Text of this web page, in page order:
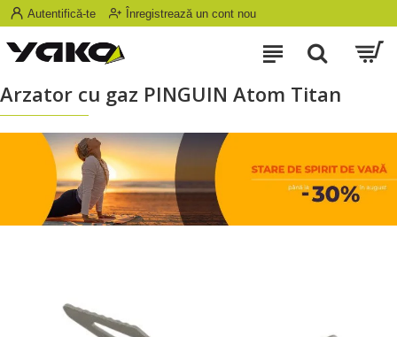
Autentifică-te Înregistrează un cont nou
Arzator cu gaz PINGUIN Atom Titan